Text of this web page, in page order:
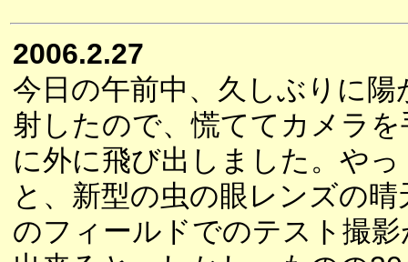
2006.2.27
今日の午前中、久しぶりに陽
射したので、慌ててカメラを
に外に飛び出しました。やっ
と、新型の虫の眼レンズの晴
のフィールドでのテスト撮影